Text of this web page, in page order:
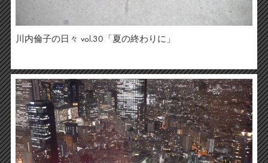
川内倫子の日々 vol.30「夏の終わりに」